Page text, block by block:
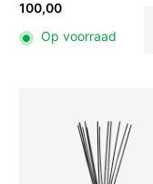
100,00
Op voorraad